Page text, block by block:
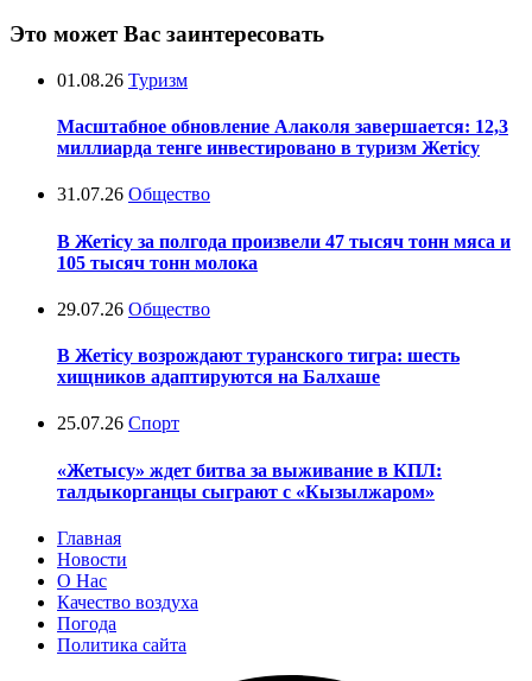
Это может Вас заинтересовать
01.08.26 Туризм
Масштабное обновление Алаколя завершается: 12,3
миллиарда тенге инвестировано в туризм Жетісу
31.07.26 Общество
В Жетісу за полгода произвели 47 тысяч тонн мяса и
105 тысяч тонн молока
29.07.26 Общество
В Жетісу возрождают туранского тигра: шесть
хищников адаптируются на Балхаше
25.07.26 Спорт
«Жетысу» ждет битва за выживание в КПЛ:
талдыкорганцы сыграют с «Кызылжаром»
Главная
Новости
О Нас
Качество воздуха
Погода
Политика сайта